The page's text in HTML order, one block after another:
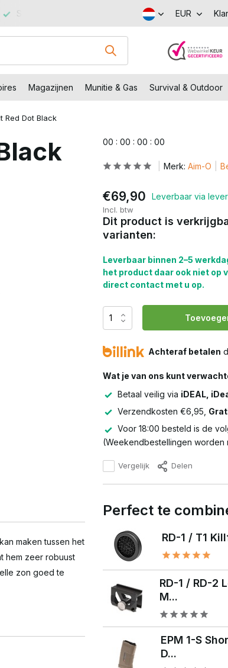
verzending vanaf €99,- Bezoek onze
EUR
Magazijnen Munitie & Gas Survival & Outdoor
Red Dot Black
maken tussen het
hem zeer robuust
zon goed te
00 : 00 : 00 : 00
Merk: Aim-O
€69,90 Leverbaar via
Incl. btw
Dit product is
varianten:
Leverbaar binnen 2–5
het product daar ook niet op
direct contact met u op.
Achteraf betalen
Wat je van ons kunt
Betaal veilig via iDEAL,
Verzendkosten €6,95,
Voor 18:00 besteld is de
(Weekendbestellingen worden
Vergelijk Delen
Perfect te
RD-1 / T1
RD-1 / RD-2
M...
EPM 1-S
D...